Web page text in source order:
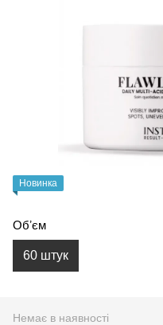
Новинка
Обʼєм
60 штук
Немає в наявності